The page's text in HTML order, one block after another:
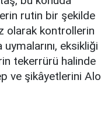
rutin bir şekilde
olarak kontrollerin
eksikliği
tekerrürü halinde
ve şikâyetlerini Alo